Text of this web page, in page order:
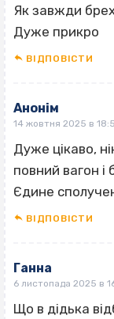
Як завжди
Дуже прикро
ВІДПОВІCТИ
Анонім
14 жовтня 2025 в
Дуже цікаво,
повний вагон і
Єдине
ВІДПОВІCТИ
Ганна
6 листопада 2025 в
Що в дідька